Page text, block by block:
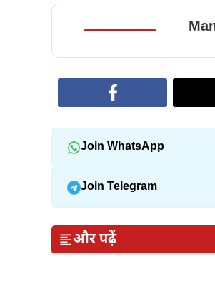
Join WhatsApp
Join Telegram
और पढ़ें